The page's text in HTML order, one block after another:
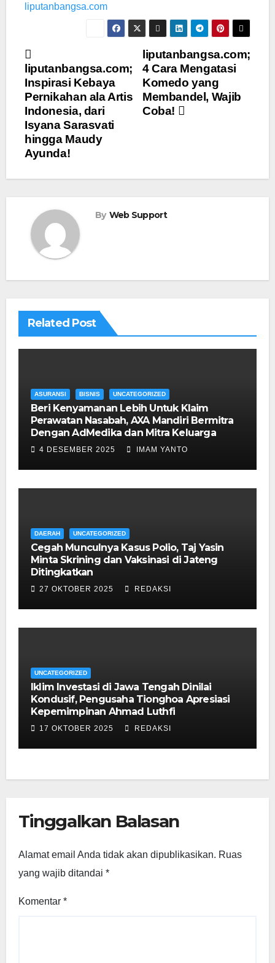
liputanbangsa.com
Navigasi
pos
liputanbangsa.com;
4 Cara Mengatasi
Komedo yang
Membandel, Wajib
Coba!
liputanbangsa.com;
Inspirasi Kebaya
Pernikahan ala Artis
Indonesia, dari
Isyana Sarasvati
hingga Maudy
Ayunda!
By Web Support
Related Post
ASURANSI BISNIS UNCATEGORIZED
Beri Kenyamanan Lebih Untuk Klaim
Perawatan Nasabah, AXA Mandiri Bermitra
Dengan AdMedika dan Mitra Keluarga
4 DESEMBER 2025 IMAM YANTO
DAERAH UNCATEGORIZED
Cegah Munculnya Kasus Polio, Taj Yasin
Minta Skrining dan Vaksinasi di Jateng
Ditingkatkan
27 OKTOBER 2025 REDAKSI
UNCATEGORIZED
Iklim Investasi di Jawa Tengah Dinilai
Kondusif, Pengusaha Tionghoa Apresiasi
Kepemimpinan Ahmad Luthfi
17 OKTOBER 2025 REDAKSI
Tinggalkan Balasan
Alamat email Anda tidak akan dipublikasikan. Ruas
yang wajib ditandai *
Komentar *